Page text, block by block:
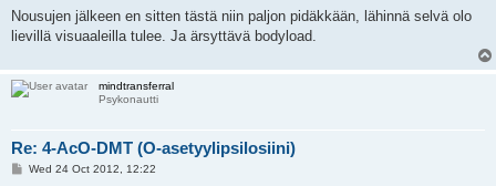
Nousujen jälkeen en sitten tästä niin paljon pidäkkään, lähinnä selvä olo
lievillä visuaaleilla tulee. Ja ärsyttävä bodyload.
mindtransferral
Psykonautti
Re: 4-AcO-DMT (O-asetyylipsilosiini)
PWed 24 Oct 2012, 12:22